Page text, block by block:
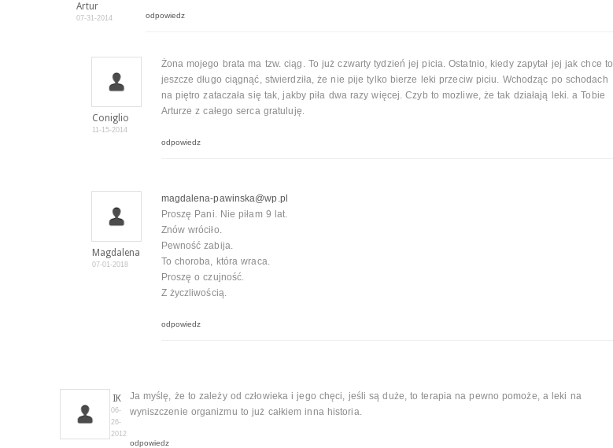
Artur
07-31-2014 odpowiedz
Coniglio
11-15-2014
Żona mojego brata ma tzw. ciąg. To już czwarty tydzień jej picia. Ostatnio, kiedy zapytał jej jak chce to
jeszcze długo ciągnąć, stwierdziła, że nie pije tylko bierze leki przeciw piciu. Wchodząc po schodach
na piętro zataczała się tak, jakby piła dwa razy więcej. Czyb to mozliwe, że tak działają leki. a Tobie
Arturze z całego serca gratuluję.
odpowiedz
Magdalena
07-01-2018
magdalena-pawinska@wp.pl
Proszę Pani. Nie piłam 9 lat.
Znów wróciło.
Pewność zabija.
To choroba, która wraca.
Proszę o czujność.
Z życzliwością.
odpowiedz
IK
06-
26-
2012
Ja myślę, że to zależy od człowieka i jego chęci, jeśli są duże, to terapia na pewno pomoże, a leki na
wyniszczenie organizmu to już całkiem inna historia.
odpowiedz